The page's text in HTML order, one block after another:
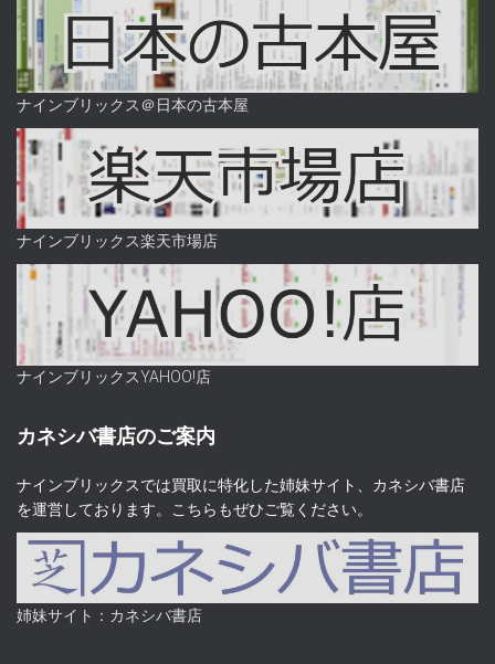
ナインブリックス＠日本の古本屋
ナインブリックス楽天市場店
ナインブリックスYAHOO!店
カネシバ書店のご案内
ナインブリックスでは買取に特化した姉妹サイト、カネシバ書店
を運営しております。こちらもぜひご覧ください。
姉妹サイト：カネシバ書店